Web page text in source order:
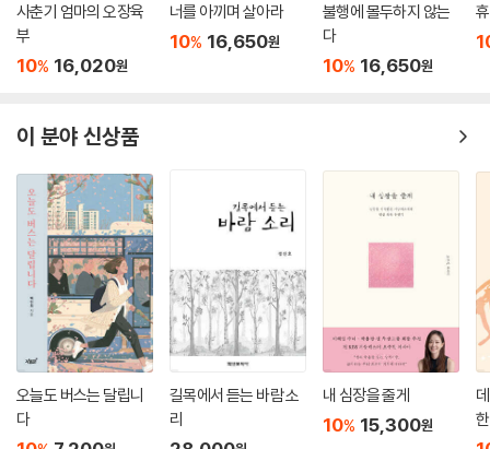
사춘기 엄마의 오장육
부
10% 16,020원
너를 아끼며 살아라
10% 16,650원
불행에 몰두하지 않는
다
10% 16,650원
이 분야 신상품
오늘도 버스는 달립니
다
길목에서 듣는 바람 소
리
내 심장을 줄게
10% 15,300원